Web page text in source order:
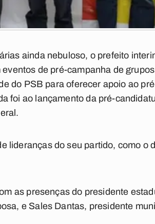
ainda nebuloso, o prefeito
de pré-campanha de
do PSB para oferecer apoio ao
foi ao lançamento da pré-
lideranças do seu partido, como o
as presenças do presidente
e Sales Dantas, presidente